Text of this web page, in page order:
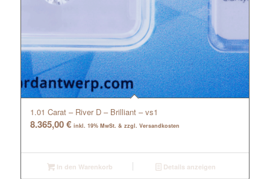
1.01 Carat – River D – Brilliant – vs1
8.365,00€ inkl. 19% MwSt. & zzgl. Versandkosten
In den Warenkorb Details anzeigen